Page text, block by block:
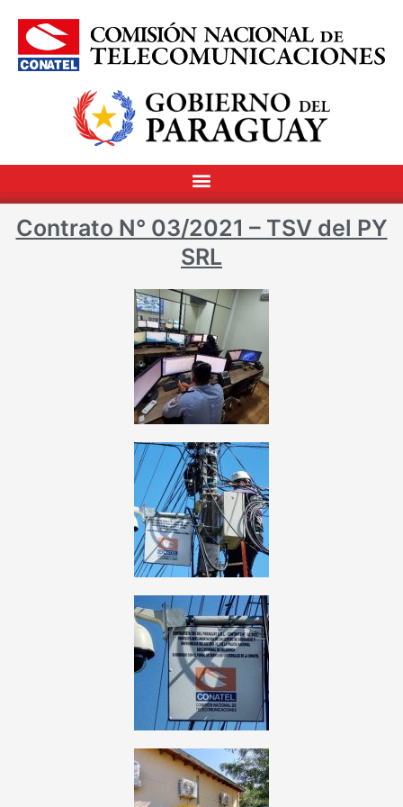
Contrato N° 03/2021 – TSV del PY
SRL